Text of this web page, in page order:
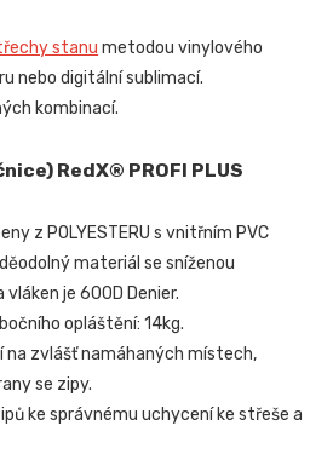
stanu metodou vinylového
nebo digitální sublimací.
kombinací.
RedX® PROFI PLUS
z POLYESTERU s vnitřním PVC
materiál se sníženou
je 600D Denier.
opláštění: 14kg.
na zvlášť namáhaných místech,
se zipy.
ke správnému uchycení ke střeše a